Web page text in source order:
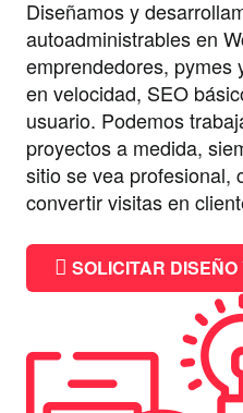
Diseñamos y
autoadministrables en
emprendedores, pymes
en velocidad, SEO
usuario. Podemos
proyectos a medida,
sitio se vea profesional,
convertir visitas en
SOLICITAR